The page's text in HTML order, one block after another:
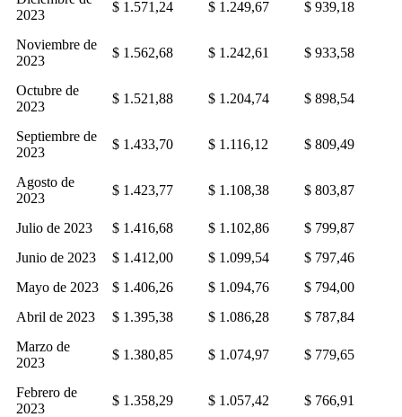
2023
$ 1.571,24 $ 1.249,67 $ 939,18
Noviembre de
2023
$ 1.562,68 $ 1.242,61 $ 933,58
Octubre de
2023
$ 1.521,88 $ 1.204,74 $ 898,54
Septiembre de
2023
$ 1.433,70 $ 1.116,12 $ 809,49
Agosto de
2023
$ 1.423,77 $ 1.108,38 $ 803,87
Julio de 2023 $ 1.416,68 $ 1.102,86
$ 799,87
Junio de 2023
$ 1.412,00 $ 1.099,54
$ 797,46
Mayo de 2023
$ 1.406,26 $ 1.094,76
$ 794,00
Abril de 2023
$ 1.395,38 $ 1.086,28
$ 787,84
Marzo de
2023
$ 1.380,85 $ 1.074,97 $ 779,65
Febrero de
2023
$ 1.358,29 $ 1.057,42 $ 766,91